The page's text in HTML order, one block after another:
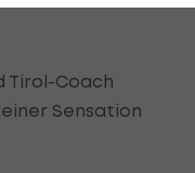
Tirol-Coach
Sensation